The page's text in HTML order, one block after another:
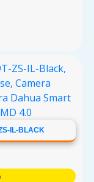
IL-BLACK